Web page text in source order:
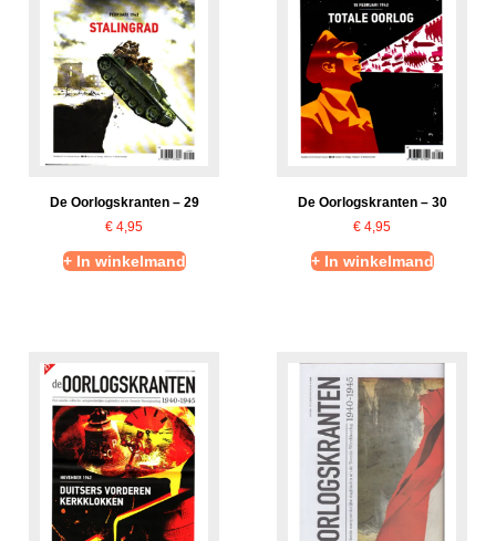
De Oorlogskranten – 29
€ 4,95
+ In winkelmand
De Oorlogskranten – 30
€ 4,95
+ In winkelmand